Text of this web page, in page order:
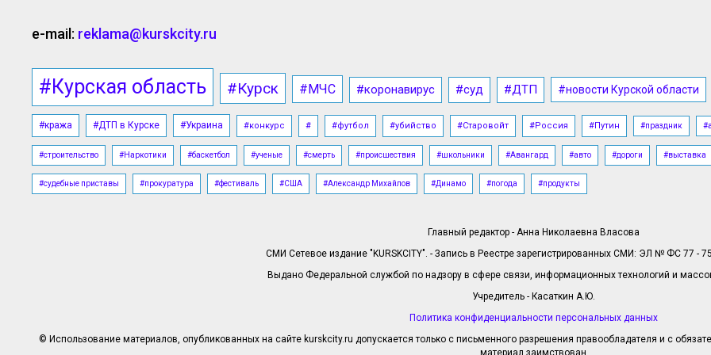
e-mail: reklama@kurskcity.ru
#Курская область #Курск #МЧС #коронавирус #суд #ДТП #новости Курской области
#кража #ДТП в Курске #Украина #конкурс # #футбол #убийство #Старовойт #Россия #Путин #праздник
#строительство #Наркотики #баскетбол #ученые #смерть #происшествия #школьники #Авангард #авто #дороги #выставка
#судебные приставы #прокуратура #фестиваль #США #Александр Михайлов #Динамо #погода #продукты
Главный редактор - Анна Николаевна Власова
СМИ Сетевое издание "KURSKCITY". - Запись в Реестре зарегистрированных СМИ: ЭЛ № ФС 77 -
Выдано Федеральной службой по надзору в сфере связи, информационных технологий и
Учредитель - Касаткин А.Ю.
Политика конфиденциальности персональных данных
© Использование материалов, опубликованных на сайте kurskcity.ru допускается только с письменного разрешения правообладателя и с
материал заимствован